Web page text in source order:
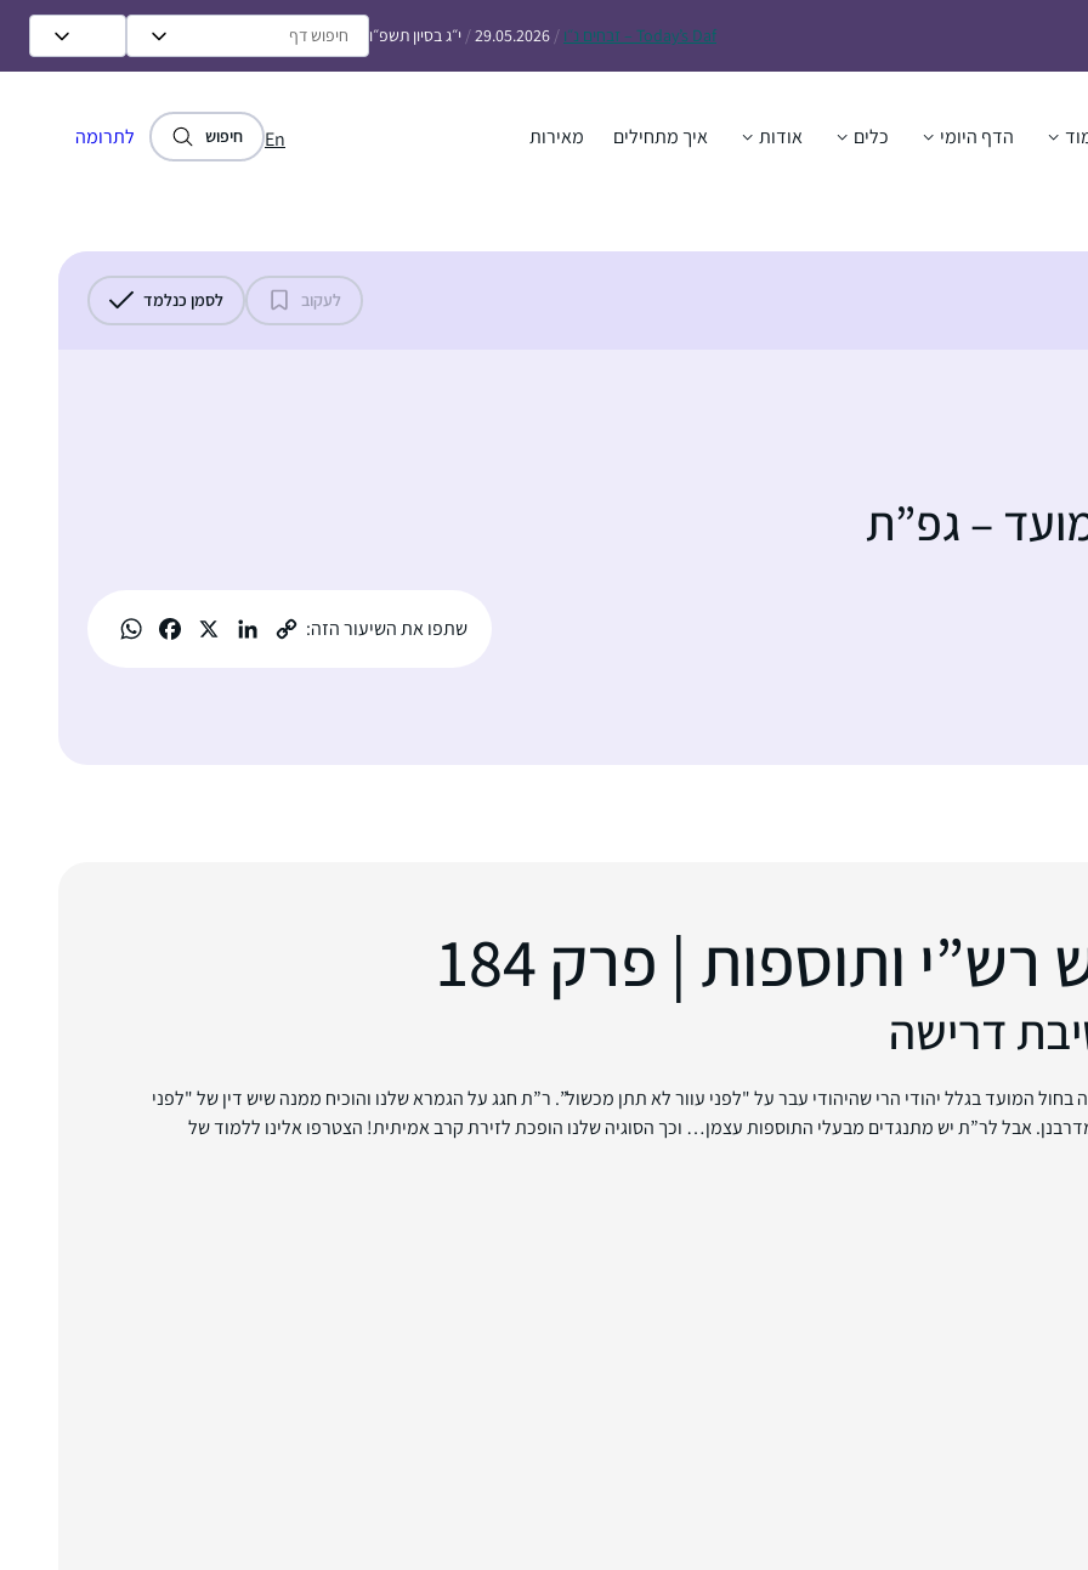
Today’s Daf – זבחים נ״ו /
29.05.2026
/ י״ג בסיון תשפ״ו
הדף היומי כלים אודות איך מתחילים מאירות En חיפוש לתרומה
לעקוב לסמן כנלמד
– גפ”ת
שתפו את השיעור הזה:
ותוספות | פרק 184
דרישה
המועד בגלל יהודי הרי שהיהודי עבר על "לפני עוור לא תתן מכשול”. ר”ת חגג על הגמרא שלנו והוכיח ממנה שיש דין של "לפני
מדרבנן. אבל לר”ת יש מתנגדים מבעלי התוספות עצמן… וכך הסוגיה שלנו הופכת לזירת קרב אמיתית! הצטרפו אלינו ללמוד של